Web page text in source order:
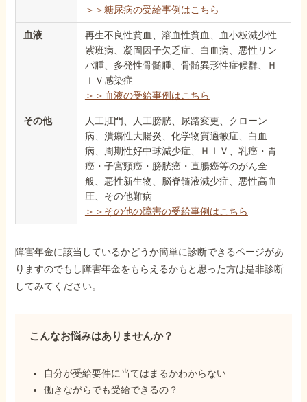
＞＞糖尿病の受給事例はこちら
血液
再生不良性貧血、溶血性貧血、血小板減少性
紫班病、凝固因子欠乏症、白血病、悪性リン
パ腫、多発性骨髄腫、骨髄異形性症候群、Ｈ
ＩＶ感染症
＞＞血液の受給事例はこちら
その他
人工肛門、人工膀胱、尿路変更、クローン
病、潰瘍性大腸炎、化学物質過敏症、白血
病、周期性好中球減少症、ＨＩＶ、乳癌・胃
癌・子宮頸癌・膀胱癌・直腸癌等のがん全
般、悪性新生物、脳脊髄液減少症、悪性高血
圧、その他難病
＞＞その他の障害の受給事例はこちら
障害年金に該当しているかどうか簡単に診断できるページがあ
りますのでもし障害年金をもらえるかもと思った方は是非診断
してみてください。
こんなお悩みはありませんか？
自分が受給要件に当てはまるかわからない
働きながらでも受給できるの？